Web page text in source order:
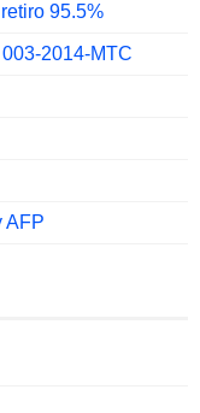
95.5%
2014-MTC
AFP